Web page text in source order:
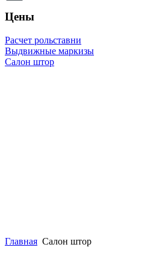
Цены
Расчет рольставни
Выдвижные маркизы
Салон штор
Главная Салон штор